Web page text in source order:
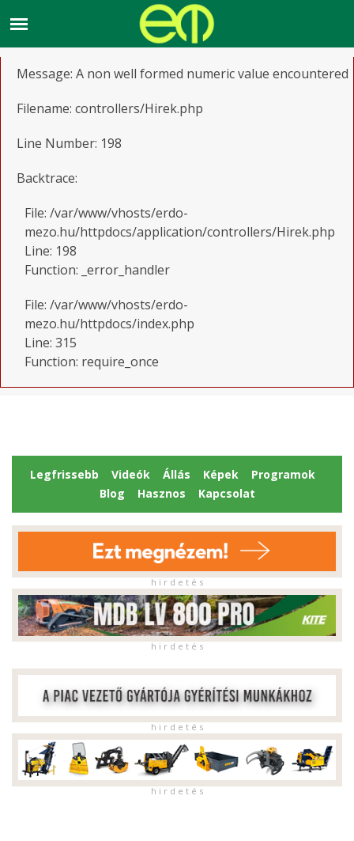
A PHP Error was encountered
Message: A non well formed numeric value encountered
Filename: controllers/Hirek.php
Line Number: 198
Backtrace:
File: /var/www/vhosts/erdo-
mezo.hu/httpdocs/application/controllers/Hirek.php
Line: 198
Function: _error_handler
File: /var/www/vhosts/erdo-
mezo.hu/httpdocs/index.php
Line: 315
Function: require_once
Legfrissebb Videók Állás Képek
Programok
Blog
Hasznos Kapcsolat
h i r d e t é s
h i r d e t é s
h i r d e t é s
h i r d e t é s